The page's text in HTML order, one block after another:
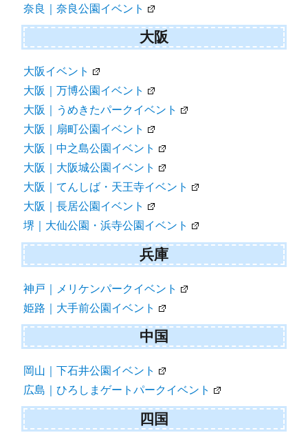
奈良｜奈良公園イベント
大阪
大阪イベント
大阪｜万博公園イベント
大阪｜うめきたパークイベント
大阪｜扇町公園イベント
大阪｜中之島公園イベント
大阪｜大阪城公園イベント
大阪｜てんしば・天王寺イベント
大阪｜長居公園イベント
堺｜大仙公園・浜寺公園イベント
兵庫
神戸｜メリケンパークイベント
姫路｜大手前公園イベント
中国
岡山｜下石井公園イベント
広島｜ひろしまゲートパークイベント
四国